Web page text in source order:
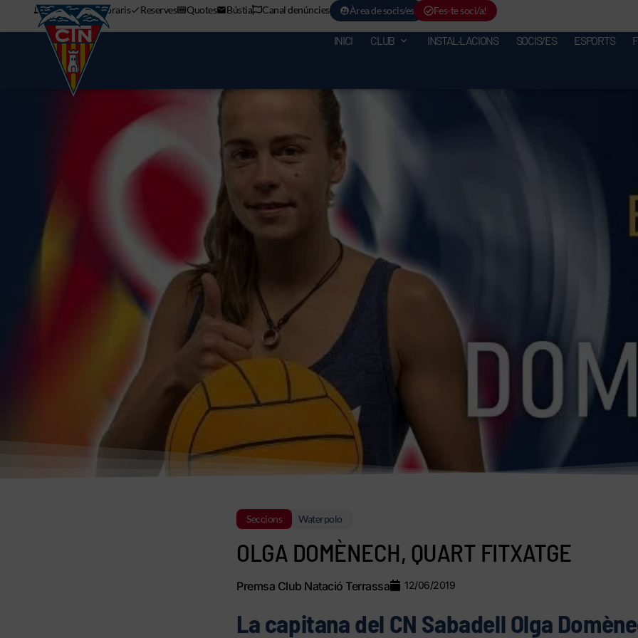
APP mòbil Horaris Reserves Quotes Bústia Canal denúncies Àrea de socis/es Fes-te soci/a!
INICI CLUB INSTAL·LACIONS SOCIS/ES ESPORTS
Seccions Waterpolo
OLGA DOMÈNECH, QUART FITXATGE
Premsa Club Natació Terrassa 12/06/2019
La capitana del CN Sabadell Olga